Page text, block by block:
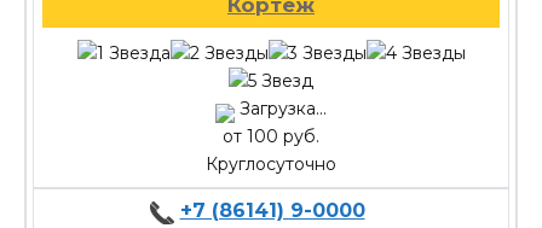
Загрузка...
от 100 руб.
Круглосуточно
+7 (86141) 9-0000